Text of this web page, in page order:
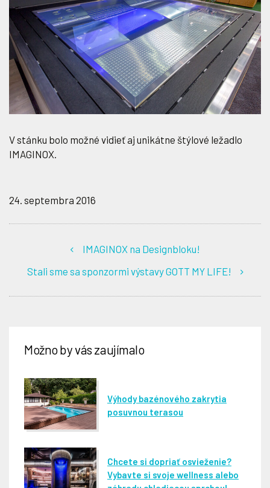
V stánku bolo možné vidieť aj unikátne štýlové ležadlo
IMAGINOX.
24. septembra 2016
IMAGINOX na Designbloku!
Stali sme sa sponzormi výstavy GOTT MY LIFE!
Možno by vás zaujímalo
Výhody bazénového zakrytia
posuvnou terasou
Chcete si dopriať osvieženie?
Vybavte si svoje wellness alebo